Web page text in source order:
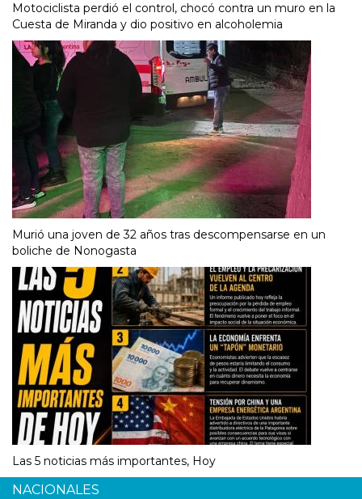
Motociclista perdió el control, chocó contra un muro en la
Cuesta de Miranda y dio positivo en alcoholemia
Murió una joven de 32 años tras descompensarse en un
boliche de Nonogasta
Las 5 noticias más importantes, Hoy
NACIONALES